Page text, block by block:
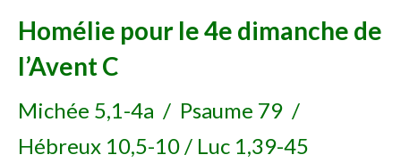
Cath.ch
Echo Magazine – Trait Libre
Echo Magazine – Evangile
Echo Magazine – Une Question
Homélie pour le4e dimanche de
l’Avent C
Michée 5,1-4a / Psaume 79 /
Hébreux 10,5-10 / Luc 1,39-45